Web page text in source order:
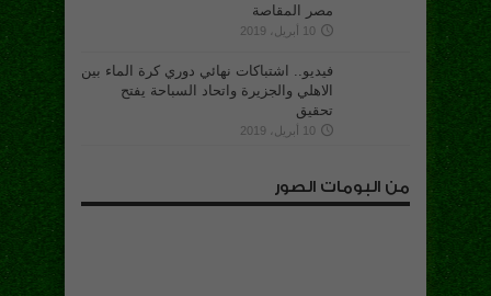
مصر المقاصة
10 أبريل، 2019
فيديو.. اشتباكات نهائي دوري كرة الماء بين
الاهلي والجزيرة واتحاد السباحة يفتح
تحقيق
10 أبريل، 2019
من البومات الصور